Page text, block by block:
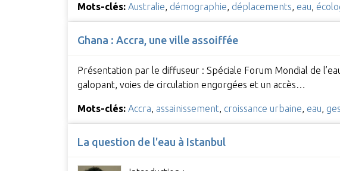
Mots-clés: Australie, démographie, déplacements, eau,
Ghana : Accra, une ville assoiffée
Présentation par le diffuseur : Spéciale Forum Mondial de
galopant, voies de circulation engorgées et un accès…
Mots-clés: Accra, assainissement, croissance urbaine, eau,
La question de l'eau à Istanbul